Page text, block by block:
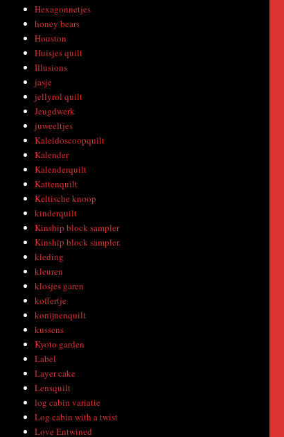
Hexagonnetjes
honey bears
Houston
Huisjes quilt
Illusions
jasje
jellyrol quilt
Jeugdwerk
juweeltjes
Kaleidoscoopquilt
Kalender
Kalenderquilt
Kattenquilt
Keltische knoop
kinderquilt
Kinship block sampler
Kinship block sampler.
kleding
kleuren
klosjes garen
koffertje
konijnenquilt
kussens
Kyoto garden
Label
Layer cake
Lensquilt
log cabin variatie
Log cabin with a twist
Love Entwined